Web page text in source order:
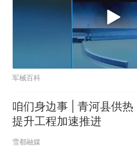
军械百科
咱们身边事 | 青河县供热
提升工程加速推进
雪都融媒